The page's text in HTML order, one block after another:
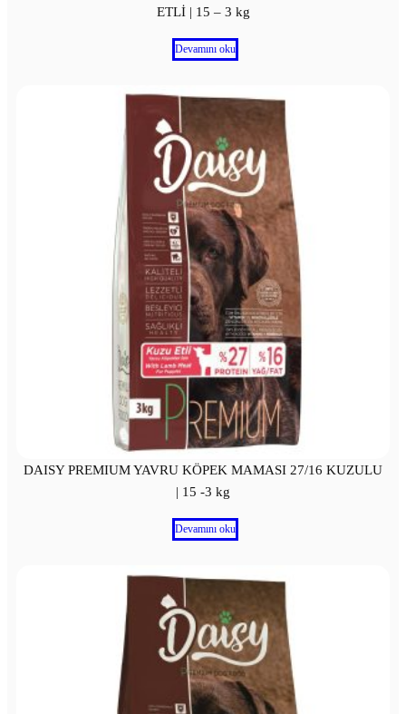
ETLİ | 15 – 3 kg
Devamını oku
DAISY PREMIUM YAVRU KÖPEK MAMASI 27/16 KUZULU
| 15 -3 kg
Devamını oku